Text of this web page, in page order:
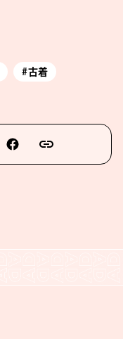
#古着